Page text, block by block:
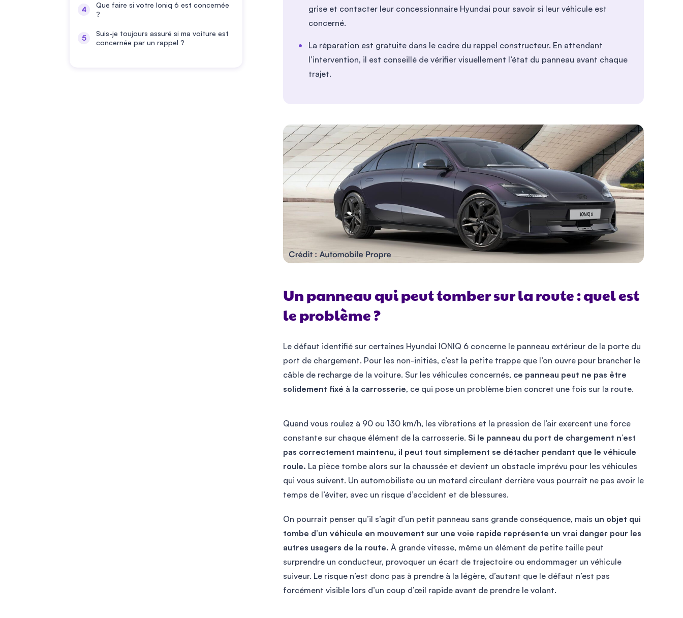
Que faire si votre Ioniq 6 est concernée
?
Suis-je toujours assuré si ma voiture est
concernée par un rappel ?
grise et contacter leur concessionnaire Hyundai pour savoir si leur véhicule est
concerné.
La réparation est gratuite dans le cadre du rappel constructeur. En attendant
l’intervention, il est conseillé de vérifier visuellement l’état du panneau avant chaque
trajet.
Un panneau qui peut tomber sur la route : quel est
le problème ?
Le défaut identifié sur certaines Hyundai IONIQ 6 concerne le panneau extérieur de la porte du
port de chargement. Pour les non-initiés, c’est la petite trappe que l’on ouvre pour brancher le
câble de recharge de la voiture. Sur les véhicules concernés, ce panneau peut ne pas être
solidement fixé à la carrosserie, ce qui pose un problème bien concret une fois sur la route.
Quand vous roulez à 90 ou 130 km/h, les vibrations et la pression de l’air exercent une force
constante sur chaque élément de la carrosserie. Si le panneau du port de chargement n’est
pas correctement maintenu, il peut tout simplement se détacher pendant que le véhicule
roule. La pièce tombe alors sur la chaussée et devient un obstacle imprévu pour les véhicules
qui vous suivent. Un automobiliste ou un motard circulant derrière vous pourrait ne pas avoir le
temps de l’éviter, avec un risque d’accident et de blessures.
On pourrait penser qu’il s’agit d’un petit panneau sans grande conséquence, mais un objet qui
tombe d’un véhicule en mouvement sur une voie rapide représente un vrai danger pour les
autres usagers de la route. À grande vitesse, même un élément de petite taille peut
surprendre un conducteur, provoquer un écart de trajectoire ou endommager un véhicule
suiveur. Le risque n’est donc pas à prendre à la légère, d’autant que le défaut n’est pas
forcément visible lors d’un coup d’œil rapide avant de prendre le volant.